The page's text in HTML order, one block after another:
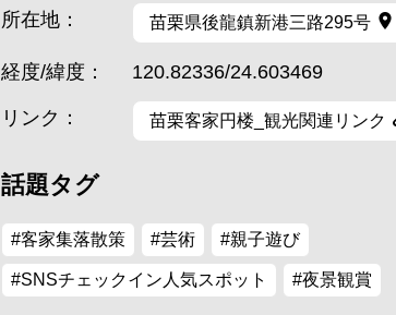
所在地： 苗栗県後龍鎮新港三路295号
経度/緯度： 120.82336/24.603469
リンク： 苗栗客家円楼_観光関連リンク
話題タグ
#客家集落散策 #芸術 #親子遊び
#SNSチェックイン人気スポット #夜景観賞